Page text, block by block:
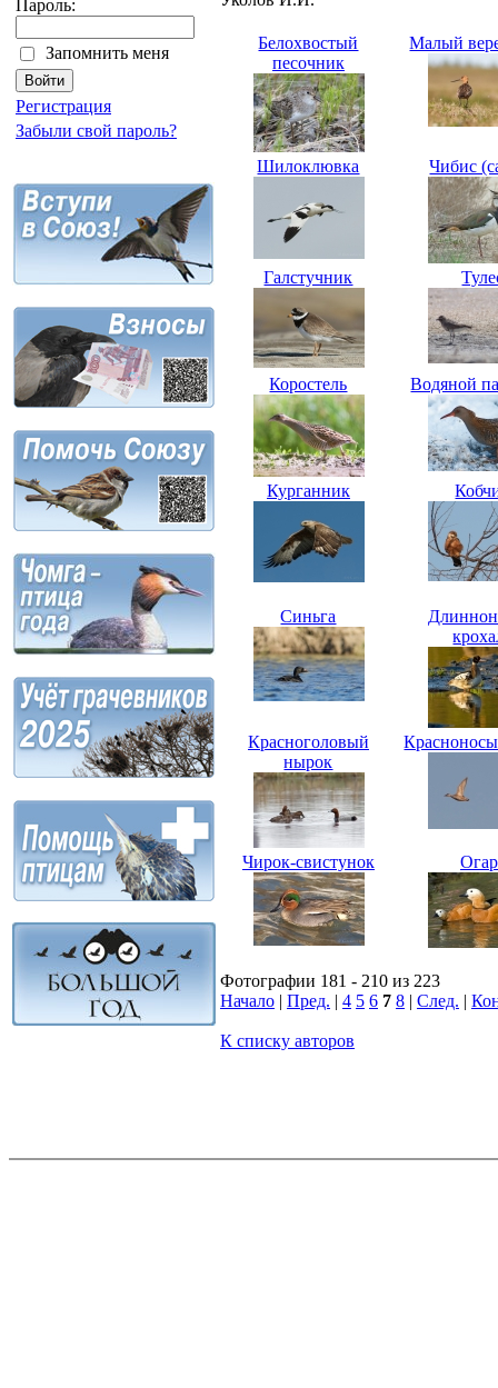
Пароль:
Запомнить меня
Регистрация
Забыли свой пароль?
Белохвостый
песочник
Малый
Шилоклювка Чибис
Галстучник
Коростель Водяной
Курганник
Синьга
Красноголовый
нырок
Чирок-свистунок
Фотографии 181 - 210 из 223
Начало | Пред. | 4 5 6 7 8 | След. |
К списку авторов